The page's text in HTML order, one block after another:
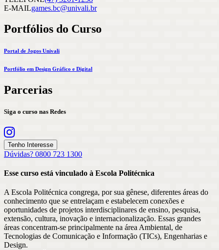
E-MAILgames.bc@univali.br
Portfólios do Curso
Portal de Jogos Univali
Portfólio em Design Gráfico e Digital
Parcerias
Siga o curso nas Redes
Tenho Interesse
Dúvidas? 0800 723 1300
Esse curso está vinculado à Escola Politécnica
A Escola Politécnica congrega, por sua gênese, diferentes áreas do
conhecimento que se entrelaçam e estabelecem conexões e
oportunidades de projetos interdisciplinares de ensino, pesquisa,
extensão, cultura, inovação e internacionalização. Essas grandes
áreas concentram-se principalmente na área Ambiental, de
Tecnologias de Comunicação e Informação (TICs), Engenharias e
Design.